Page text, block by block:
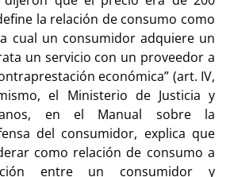
la relación de consumo como
cual un consumidor adquiere un
un servicio con un proveedor a
económica” (art. IV,
el Ministerio de Justicia y
en el Manual sobre la
del consumidor, explica que
como relación de consumo a
entre un consumidor y